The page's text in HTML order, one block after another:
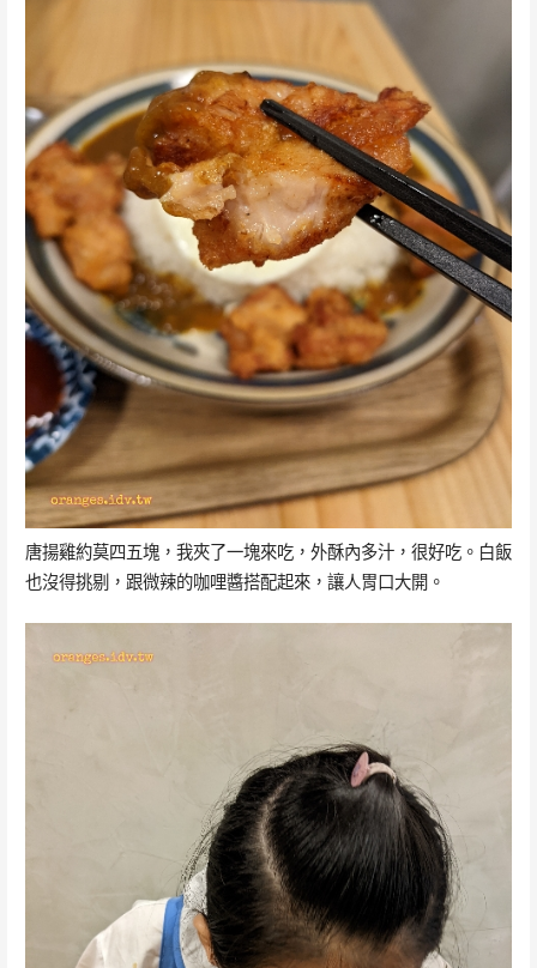
唐揚雞約莫四五塊，我夾了一塊來吃，外酥內多汁，很好吃。白飯
也沒得挑剔，跟微辣的咖哩醬搭配起來，讓人胃口大開。